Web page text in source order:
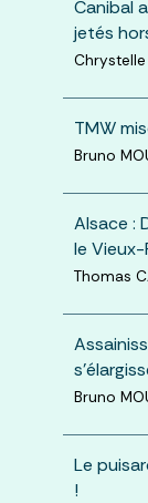
Canibal
jetés
Chrystelle
TMW
Bruno
Alsace :
le Vieux-
Thomas
Bruno
Le
!